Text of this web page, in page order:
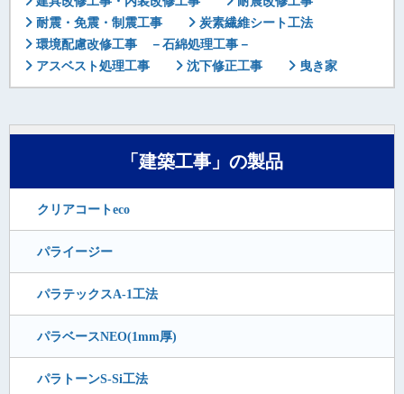
耐震・免震・制震工事
炭素繊維シート工法
環境配慮改修工事 －石綿処理工事－
アスベスト処理工事
沈下修正工事 曳き家
「建築工事」の製品
クリアコートeco
パライージー
パラテックスA-1工法
パラベースNEO(1mm厚)
パラトーンS-Si工法